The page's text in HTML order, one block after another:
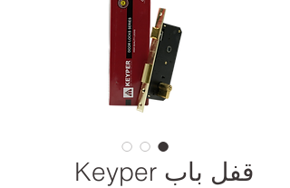
قفل باب Keyper